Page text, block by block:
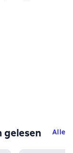
gelesen Alle